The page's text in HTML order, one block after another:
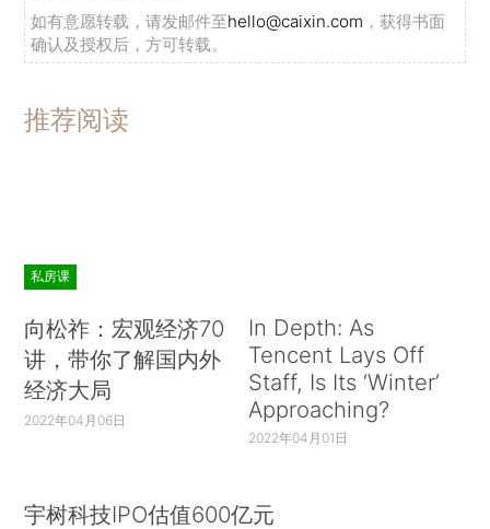
如有意愿转载，请发邮件至hello@caixin.com ，获得书面
确认及授权后，方可转载。
推荐阅读
私房课
向松祚：宏观经济70
讲，带你了解国内外
经济大局
2022年04月06日
In Depth: As
Tencent Lays Off
Staff, Is Its ‘Winter’
Approaching?
2022年04月01日
宇树科技IPO估值600亿元